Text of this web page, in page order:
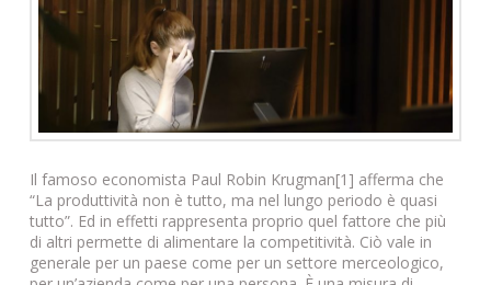
Il famoso economista Paul Robin Krugman[1] afferma che
“La produttività non è tutto, ma nel lungo periodo è quasi
tutto”. Ed in effetti rappresenta proprio quel fattore che più
di altri permette di alimentare la competitività. Ciò vale in
generale per un paese come per un settore merceologico,